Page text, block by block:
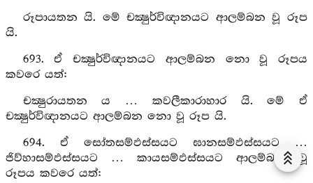
රූපායතන යි. මේ චක්‍ෂුර්විඥානයට ආලම්බන වූ රූප
යි.
693. ඒ චක්‍ෂුර්විඥානයට ආලම්බන නො වූ රූපය
කවරෙ යත්:
චක්‍ෂුරායතන ය … කවලීකාරාහාර යි. මේ ඒ
චක්‍ෂුර්විඥානයට ආලම්බන නො වූ රූප යි.
694. ඒ සෝතසම්ඵස්සයට ඝානසම්ඵස්සයට …
ජිව්හාසම්ඵස්සයට … කායසම්ඵස්සයට ආලම්බන වූ
රූපය කවරෙ යත්: